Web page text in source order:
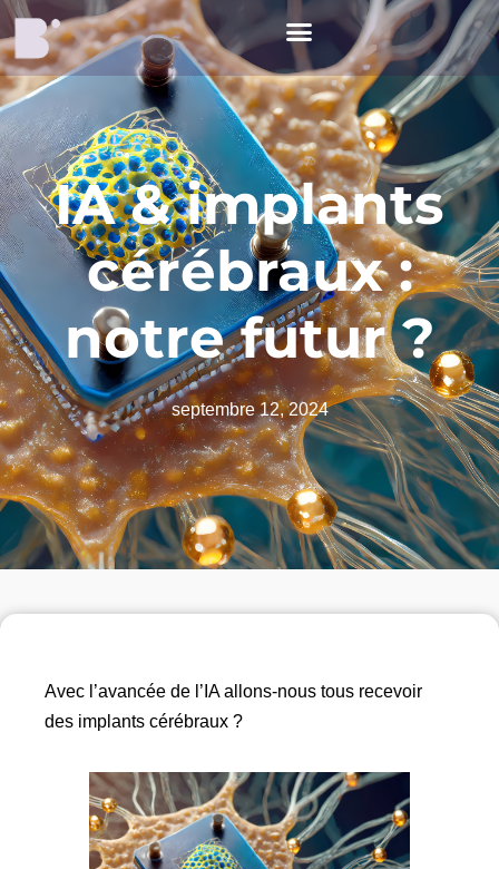
IA & implants
cérébraux :
notre futur ?
septembre 12, 2024
Avec l’avancée de l’IA allons-nous tous recevoir
des implants cérébraux ?